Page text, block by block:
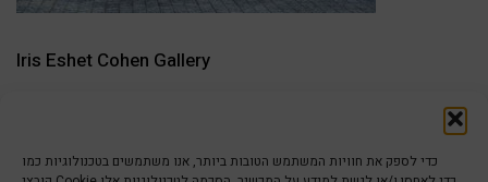
כדי לספק את חוויות המשתמש הטובות ביותר, אנו משתמשים בטכנולוגיות כמו
Iris Eshet Cohen Gallery
3 Ratzif Haaliya Haaliya Hashniya st